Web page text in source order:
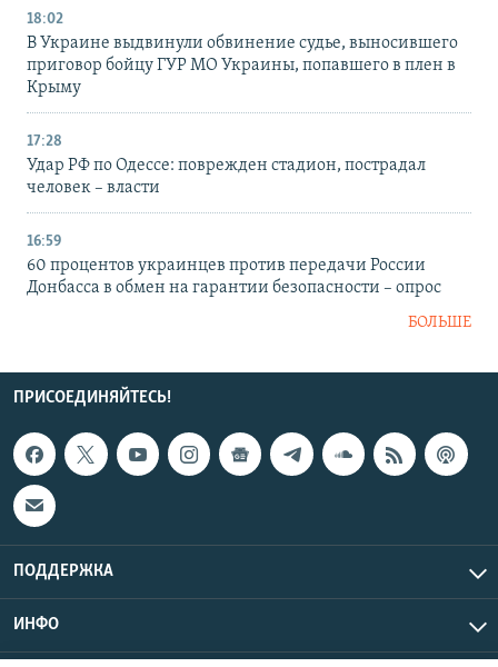
18:02
В Украине выдвинули обвинение судье, выносившего
приговор бойцу ГУР МО Украины, попавшего в плен в
Крыму
17:28
Удар РФ по Одессе: поврежден стадион, пострадал
человек – власти
16:59
60 процентов украинцев против передачи России
Донбасса в обмен на гарантии безопасности – опрос
БОЛЬШЕ
ПРИСОЕДИНЯЙТЕСЬ!
ПОДДЕРЖКА
ИНФО